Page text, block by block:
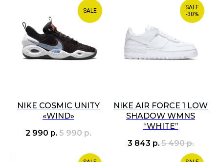
SALE
NIKE COSMIC UNITY
«WIND»
2 990 р. 5 990 р.
SALE
-30%
NIKE AIR FORCE 1 LOW
SHADOW WMNS
“WHITE”
3 843 р.5 490 р.